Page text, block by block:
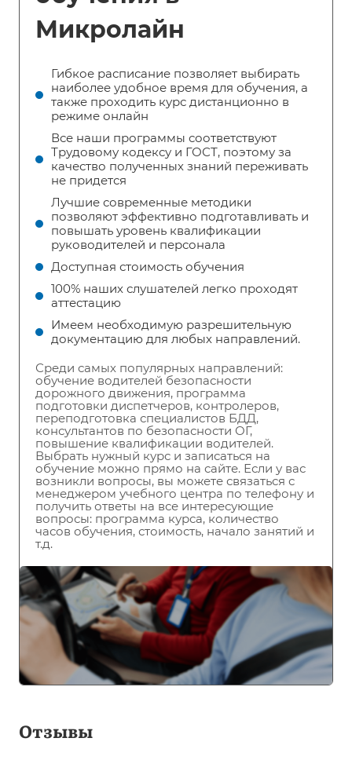
Микролайн
Гибкое расписание позволяет выбирать
наиболее удобное время для обучения, а
также проходить курс дистанционно в
режиме онлайн
Все наши программы соответствуют
Трудовому кодексу и ГОСТ, поэтому за
качество полученных знаний переживать
не придется
Лучшие современные методики
позволяют эффективно подготавливать и
повышать уровень квалификации
руководителей и персонала
Доступная стоимость обучения
100% наших слушателей легко проходят
аттестацию
Имеем необходимую разрешительную
документацию для любых направлений.
Среди самых популярных направлений:
обучение водителей безопасности
дорожного движения, программа
подготовки диспетчеров, контролеров,
переподготовка специалистов БДД,
консультантов по безопасности ОГ,
повышение квалификации водителей.
Выбрать нужный курс и записаться на
обучение можно прямо на сайте. Если у вас
возникли вопросы, вы можете связаться с
менеджером учебного центра по телефону и
получить ответы на все интересующие
вопросы: программа курса, количество
часов обучения, стоимость, начало занятий и
т.д.
Отзывы